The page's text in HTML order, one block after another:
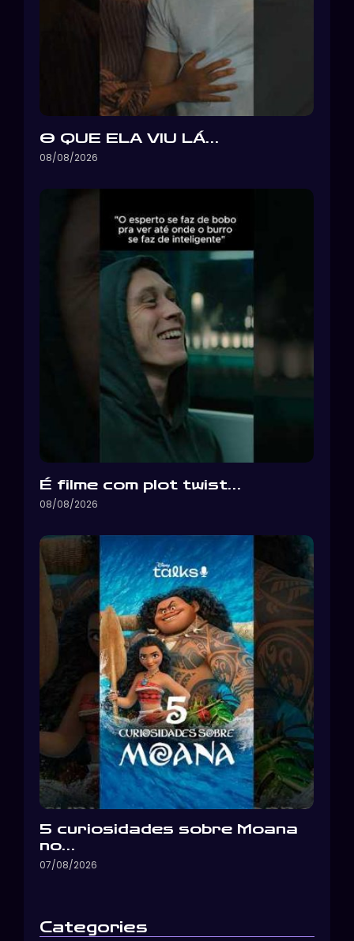
O QUE ELA VIU LÁ…
08/08/2026
É filme com plot twist…
08/08/2026
5 curiosidades sobre Moana
no…
07/08/2026
Categories